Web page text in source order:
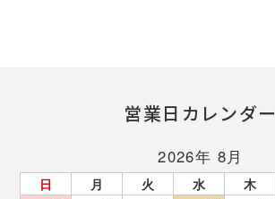
営業日カレンダー
2026年 8月
日 月 火 水 木